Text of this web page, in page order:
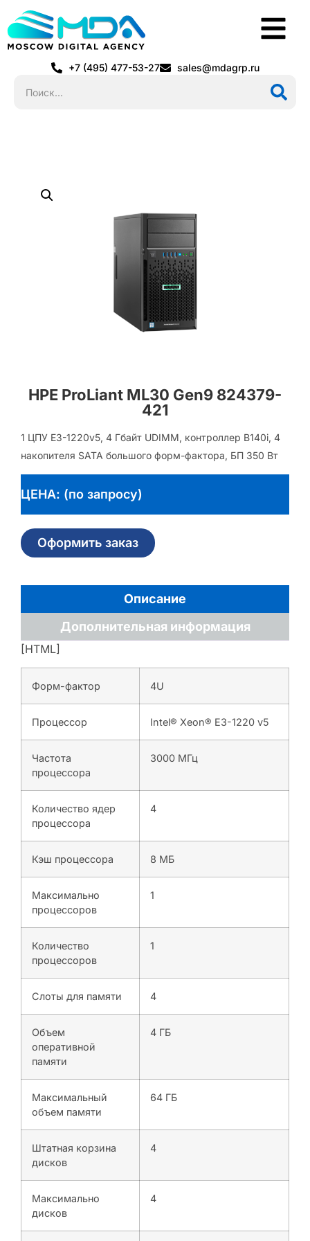
+7 (495) 477-53-27 sales@mdagrp.ru
HPE ProLiant ML30 Gen9 824379-
421
1 ЦПУ E3-1220v5, 4 Гбайт UDIMM, контроллер B140i, 4
накопителя SATA большого форм-фактора, БП 350 Вт
ЦЕНА: (по запросу)
Оформить заказ
Описание
Дополнительная информация
[HTML]
Форм-фактор 4U
Процессор Intel® Xeon® E3-1220 v5
Частота
процессора
3000 МГц
Количество ядер
процессора
4
Кэш процессора 8 МБ
Максимально
процессоров
1
Количество
процессоров
1
Слоты для памяти 4
Объем
оперативной
памяти
4 ГБ
Максимальный
объем памяти
64 ГБ
Штатная корзина
дисков
4
Максимально
дисков
4